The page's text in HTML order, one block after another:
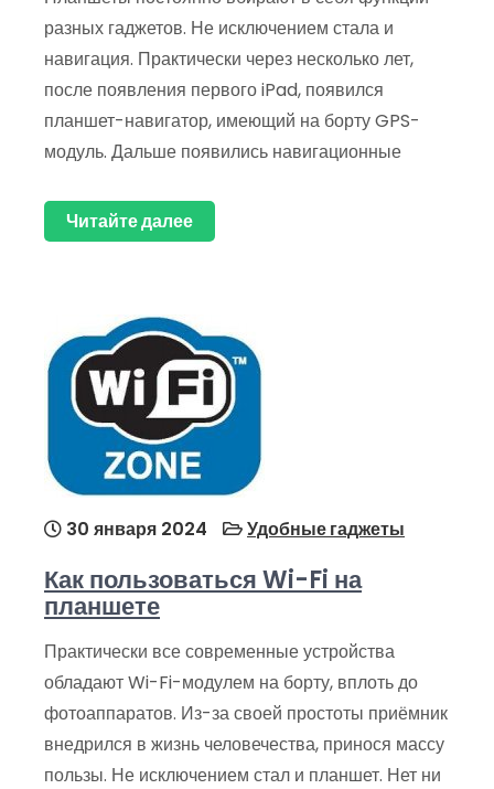
разных гаджетов. Не исключением стала и
навигация. Практически через несколько лет,
после появления первого iPad, появился
планшет-навигатор, имеющий на борту GPS-
модуль. Дальше появились навигационные
Читайте далее
30 января 2024 Удобные гаджеты
Как пользоваться Wi-Fi на
планшете
Практически все современные устройства
обладают Wi-Fi-модулем на борту, вплоть до
фотоаппаратов. Из-за своей простоты приёмник
внедрился в жизнь человечества, принося массу
пользы. Не исключением стал и планшет. Нет ни